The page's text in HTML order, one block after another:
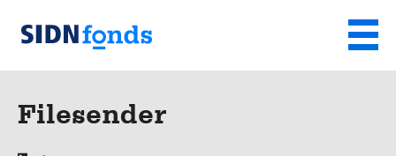
Sla de navigatie over en ga naar de inhoud
SIDN
Menu
Filesender